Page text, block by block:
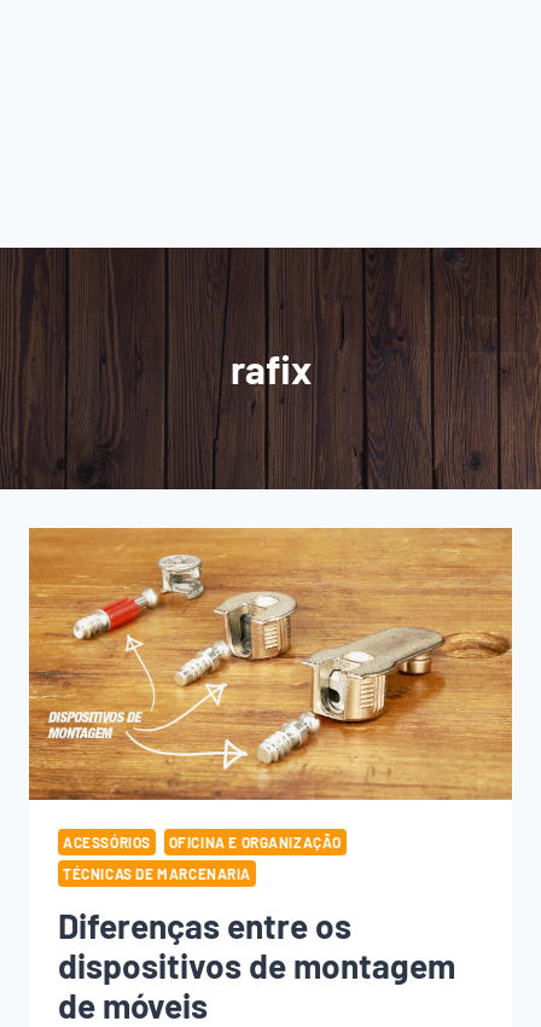
rafix
ACESSÓRIOS
OFICINA E ORGANIZAÇÃO
TÉCNICAS DE MARCENARIA
Diferenças entre os
dispositivos de montagem
de móveis